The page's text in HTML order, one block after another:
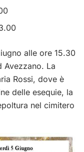
alle ore 15.30
Avezzano. La
Rossi, dove è
delle esequie, la
nel cimitero